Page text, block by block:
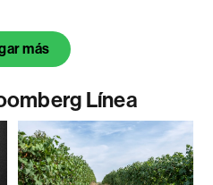
más
Línea